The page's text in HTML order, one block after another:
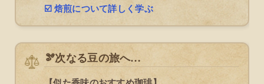
☑️ 焙煎について詳しく学ぶ
🫘次なる豆の旅へ…